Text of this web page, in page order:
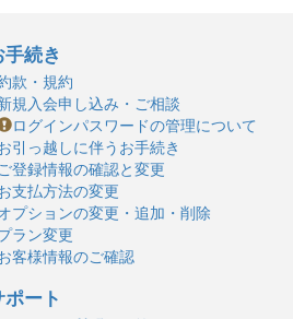
手続き
款・規約
規入会申し込み・ご相談
ログインパスワードの管理について
引っ越しに伴うお手続き
ご登録情報の確認と変更
支払方法の変更
プションの変更・追加・削除
ラン変更
客様情報のご確認
ポート